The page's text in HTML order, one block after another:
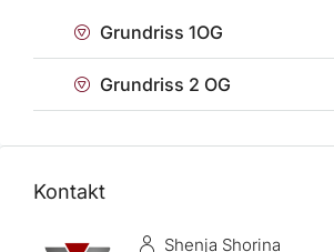
Grundriss 1OG
Grundriss 2 OG
Kontakt
Shenja Shorina